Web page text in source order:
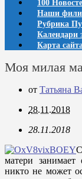
100
Наши
Рубрика
Календари
Карта
Моя милая
от Татьяна
28.11.2018
28.11.2018
матери
никто не может